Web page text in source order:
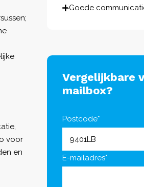
voor
en
Goede
Vergelijkbare
mailbox?
Postcode*
E-mailadres*